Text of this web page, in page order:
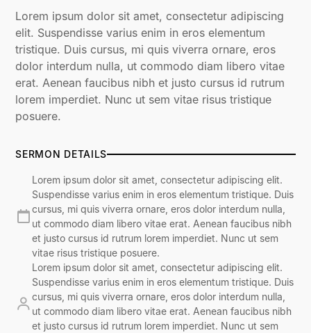
Lorem ipsum dolor sit amet, consectetur adipiscing
elit. Suspendisse varius enim in eros elementum
tristique. Duis cursus, mi quis viverra ornare, eros
dolor interdum nulla, ut commodo diam libero vitae
erat. Aenean faucibus nibh et justo cursus id rutrum
lorem imperdiet. Nunc ut sem vitae risus tristique
posuere.
SERMON DETAILS
Lorem ipsum dolor sit amet, consectetur adipiscing elit.
Suspendisse varius enim in eros elementum tristique. Duis
cursus, mi quis viverra ornare, eros dolor interdum nulla,
ut commodo diam libero vitae erat. Aenean faucibus nibh
et justo cursus id rutrum lorem imperdiet. Nunc ut sem
vitae risus tristique posuere.
Lorem ipsum dolor sit amet, consectetur adipiscing elit.
Suspendisse varius enim in eros elementum tristique. Duis
cursus, mi quis viverra ornare, eros dolor interdum nulla,
ut commodo diam libero vitae erat. Aenean faucibus nibh
et justo cursus id rutrum lorem imperdiet. Nunc ut sem